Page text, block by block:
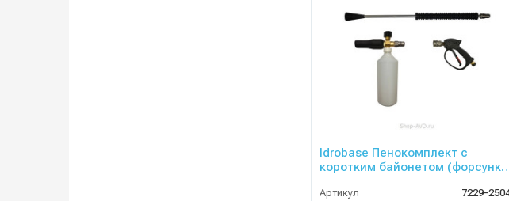
Idrobase Пенокомплект с
коротким байонетом (форсунка
Артикул
7229-